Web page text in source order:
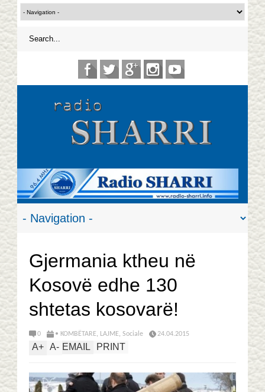
Gjermania ktheu në
Kosovë edhe 130
shtetas kosovarë!
0 • KOMBËTARE, LAJME, Sociale 24.04.2015
A+ A- EMAIL PRINT